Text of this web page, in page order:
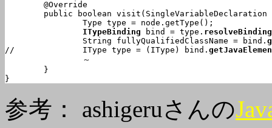
ITypeBinding bind = type. resolveBinding
		String fullyQualifiedClassName = bind.
//		IType type = (IType) bind.
}
参考： ashigeruさんの